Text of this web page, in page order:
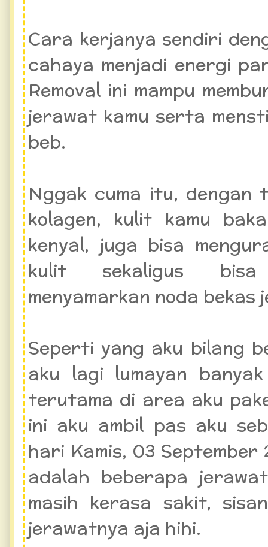
Cara kerjanya sendiri
cahaya menjadi energi
Removal ini mampu
jerawat kamu serta
beb.
Nggak cuma itu, dengan
kolagen, kulit kamu
kenyal, juga bisa
kulit sekaligus bisa
menyamarkan noda bekas
Seperti yang aku bilang
aku lagi lumayan
terutama di area aku
ini aku ambil pas aku
hari Kamis, 03
adalah beberapa
masih kerasa sakit,
jerawatnya aja hihi.